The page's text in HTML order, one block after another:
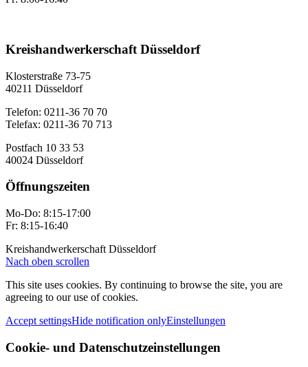
Kreishandwerkerschaft Düsseldorf
Klosterstraße 73-75
40211 Düsseldorf
Telefon: 0211-36 70 70
Telefax: 0211-36 70 713
Postfach 10 33 53
40024 Düsseldorf
Öffnungszeiten
Mo-Do: 8:15-17:00
Fr: 8:15-16:40
Kreishandwerkerschaft Düsseldorf
Nach oben scrollen
This site uses cookies. By continuing to browse the site, you are
agreeing to our use of cookies.
Accept settingsHide notification onlyEinstellungen
Cookie- und Datenschutzeinstellungen